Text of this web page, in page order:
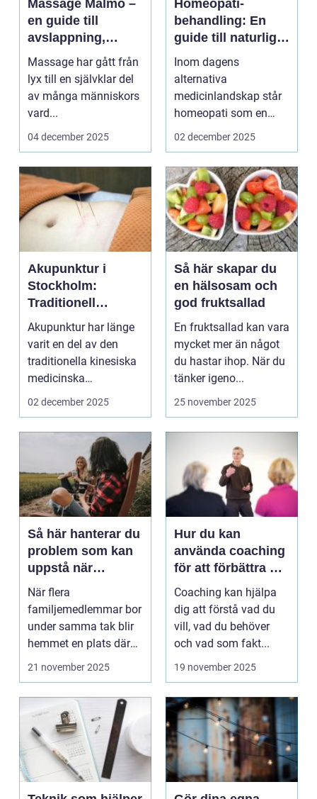
Massage Malmö –
en guide till
avslappning,
smärtlindring och
återhämtning
Massage har gått från
lyx till en självklar del
av många människors
vard...
04 december 2025
Homeopati-
behandling: En
guide till naturlig
hälsa
Inom dagens
alternativa
medicinlandskap står
homeopati som en
intressant och ofta
02 december 2025
Akupunktur i
Stockholm:
Traditionell
kinesisk medicin i
modern tappning
Akupunktur har länge
varit en del av den
traditionella kinesiska
medicinska
traditionen, men de...
02 december 2025
Så här skapar du
en hälsosam och
god fruktsallad
En fruktsallad kan vara
mycket mer än något
du hastar ihop. När du
tänker igeno...
25 november 2025
Så här hanterar du
problem som kan
uppstå när
familjemedlemmar
bor ihop
När flera
familjemedlemmar bor
under samma tak blir
hemmet en plats där
många behov,...
21 november 2025
Hur du kan
använda coaching
för att förbättra din
karriär
Coaching kan hjälpa
dig att förstå vad du
vill, vad du behöver
och vad som fakt...
19 november 2025